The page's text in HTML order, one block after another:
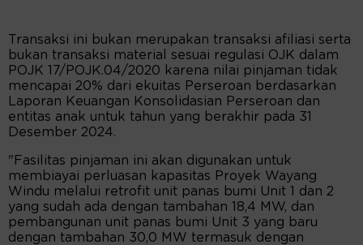
Transaksi ini bukan merupakan transaksi afiliasi serta
bukan transaksi material sesuai regulasi OJK dalam
POJK 17/POJK.04/2020 karena nilai pinjaman tidak
mencapai 20% dari ekuitas Perseroan berdasarkan
Laporan Keuangan Konsolidasian Perseroan dan
entitas anak untuk tahun yang berakhir pada 31
Desember 2024.
"Fasilitas pinjaman ini akan digunakan untuk
membiayai perluasan kapasitas Proyek Wayang
Windu melalui retrofit unit panas bumi Unit 1 dan 2
yang sudah ada dengan tambahan 18,4 MW, dan
pembangunan unit panas bumi Unit 3 yang baru
dengan tambahan 30,0 MW termasuk dengan